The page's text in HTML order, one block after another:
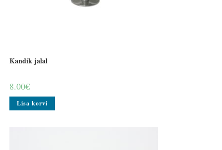
Kandik jalal
8.00€
Lisa korvi